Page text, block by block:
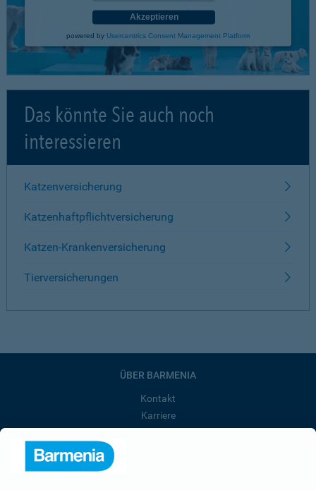
Akzeptieren
powered by Usercentrics Consent Management Platform
Das könnte Sie auch noch
interessieren
Katzenversicherung
Katzenhaftpflichtversicherung
Katzen-Krankenversicherung
Tierversicherungen
ÜBER BARMENIA
Kontakt
Karriere